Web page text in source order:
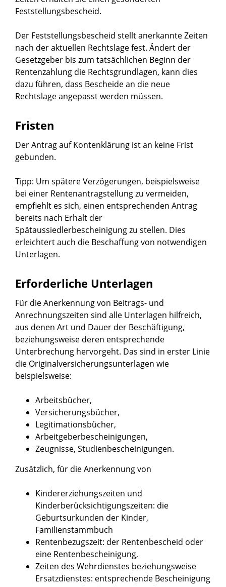
Feststellungsbescheid.
Der Feststellungsbescheid stellt anerkannte Zeiten
nach der aktuellen Rechtslage fest. Ändert der
Gesetzgeber bis zum tatsächlichen Beginn der
Rentenzahlung die Rechtsgrundlagen, kann dies
dazu führen, dass Bescheide an die neue
Rechtslage angepasst werden müssen.
Fristen
Der Antrag auf Kontenklärung ist an keine Frist
gebunden.
Tipp: Um spätere Verzögerungen, beispielsweise
bei einer Rentenantragstellung zu vermeiden,
empfiehlt es sich, einen entsprechenden Antrag
bereits nach Erhalt der
Spätaussiedlerbescheinigung zu stellen. Dies
erleichtert auch die Beschaffung von notwendigen
Unterlagen.
Erforderliche Unterlagen
Für die Anerkennung von Beitrags- und
Anrechnungszeiten sind alle Unterlagen hilfreich,
aus denen Art und Dauer der Beschäftigung,
beziehungsweise deren entsprechende
Unterbrechung hervorgeht. Das sind in erster Linie
die Originalversicherungsunterlagen wie
beispielsweise:
Arbeitsbücher,
Versicherungsbücher,
Legitimationsbücher,
Arbeitgeberbescheinigungen,
Zeugnisse, Studienbescheinigungen.
Zusätzlich, für die Anerkennung von
Kindererziehungszeiten und
Kinderberücksichtigungszeiten: die
Geburtsurkunden der Kinder,
Familienstammbuch
Rentenbezugszeit: der Rentenbescheid oder
eine Rentenbescheinigung,
Zeiten des Wehrdienstes beziehungsweise
Ersatzdienstes: entsprechende Bescheinigung